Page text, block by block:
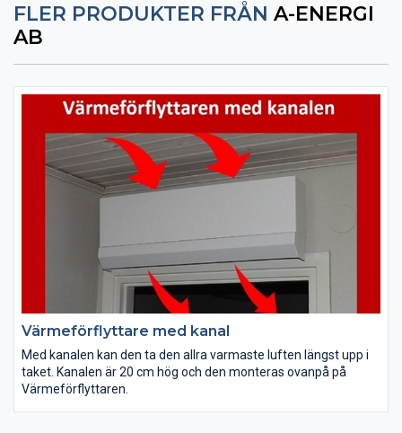
FLER PRODUKTER FRÅN A-ENERGI
AB
Värmeförflyttare med kanal
Med kanalen kan den ta den allra varmaste luften längst upp i
taket. Kanalen är 20 cm hög och den monteras ovanpå på
Värmeförflyttaren.